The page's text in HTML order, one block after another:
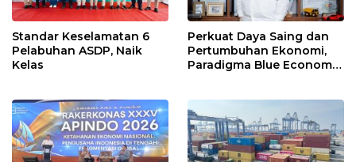
Standar Keselamatan 6
Pelabuhan ASDP, Naik
Kelas
Perkuat Daya Saing dan
Pertumbuhan Ekonomi,
Paradigma Blue Economy